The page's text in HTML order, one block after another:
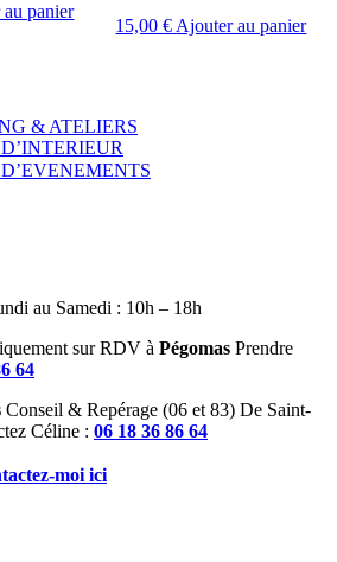
panier
15,00€ Ajouter au panier
& ATELIERS
au Samedi : 10h – 18h
sur RDV à Pégomas Prendre
64
Conseil & Repérage (06 et 83) De Saint-
Céline : 06 18 36 86 64
moi ici